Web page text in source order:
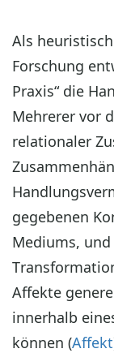
Als
Forschung
Praxis“ die
Mehrerer vor
relationaler
gegebenen
Mediums,
Affekte
innerhalb
können (Affekt